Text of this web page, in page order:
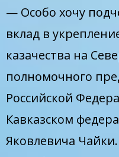
— Особо хочу
вклад в
казачества на
полномочного
Российской
Кавказском
Яковлевича Чайки.